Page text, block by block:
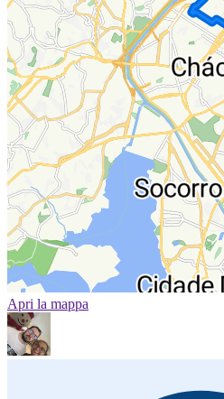
Apri la mappa